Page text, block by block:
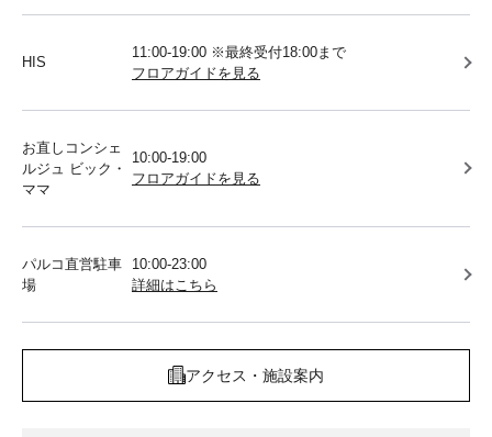
HIS
11:00-19:00 ※最終受付18:00まで
フロアガイドを見る
お直しコンシェ
ルジュ ビック・
ママ
10:00-19:00
フロアガイドを見る
パルコ直営駐車
場
10:00-23:00
詳細はこちら
アクセス・施設案内